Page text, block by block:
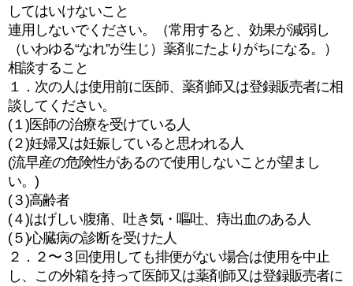
してはいけないこと
連用しないでください。（常用すると、効果が減弱し
（いわゆる“なれ”が生じ）薬剤にたよりがちになる。）
相談すること
１．次の人は使用前に医師、薬剤師又は登録販売者に相
談してください。
(１)医師の治療を受けている人
(２)妊婦又は妊娠していると思われる人
(流早産の危険性があるので使用しないことが望まし
い。)
(３)高齢者
(４)はげしい腹痛、吐き気・嘔吐、痔出血のある人
(５)心臓病の診断を受けた人
２．２〜３回使用しても排便がない場合は使用を中止
し、この外箱を持って医師又は薬剤師又は登録販売者に